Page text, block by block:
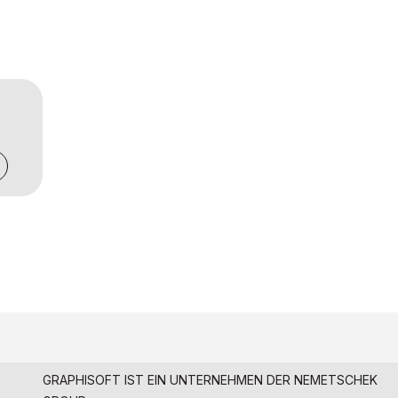
GRAPHISOFT IST EIN UNTERNEHMEN DERNEMETSCHEK